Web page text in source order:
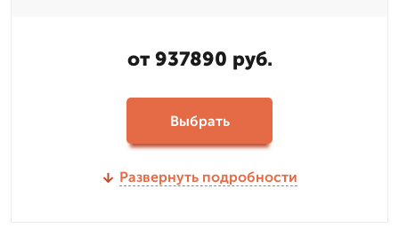
от 937890 руб.
Выбрать
Развернуть подробности